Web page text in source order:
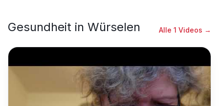
Gesundheit in Würselen Alle 1 Videos →